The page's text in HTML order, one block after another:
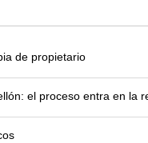
de propietario
el proceso entra en la